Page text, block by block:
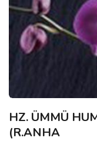
HZ. ÜMMÜ
(R.ANHA